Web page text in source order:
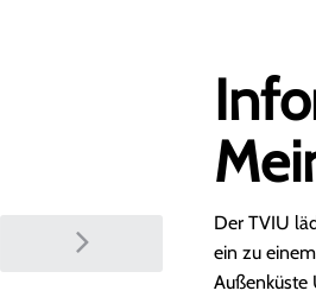
Der TVIU
ein zu
Außenküste